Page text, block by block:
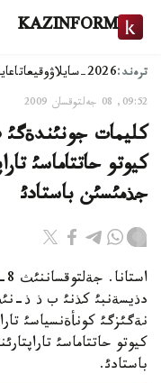
KAZINFORM
ترەند:2026-سايلاۋ وقيعا
09:52, 08 جەلتوقسان 2009
كليمات
كيوتو حاتتاماسئ
جذمئسئن باستادئ
دذيسةنبئ كذنئ ب ذ ذ-
باستادئ.